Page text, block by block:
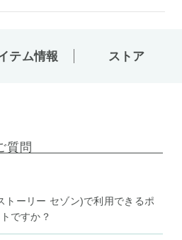
テム情報 ストア
質問
トーリー セゾン)で利用できるポ
ですか？